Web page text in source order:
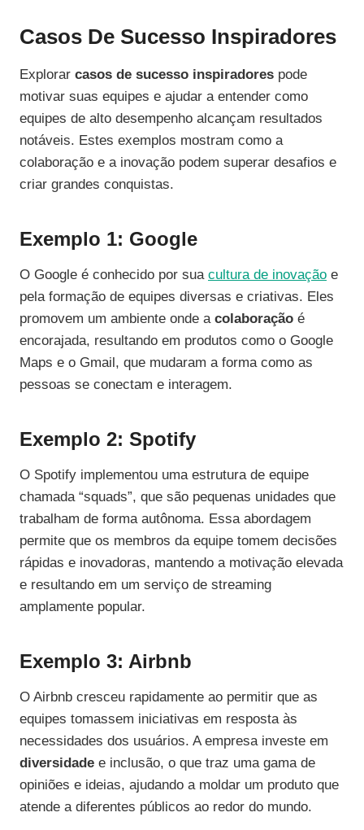
Casos De Sucesso Inspiradores
Explorar casos de sucesso inspiradores pode
motivar suas equipes e ajudar a entender como
equipes de alto desempenho alcançam resultados
notáveis. Estes exemplos mostram como a
colaboração e a inovação podem superar desafios e
criar grandes conquistas.
Exemplo 1: Google
O Google é conhecido por sua cultura de inovação e
pela formação de equipes diversas e criativas. Eles
promovem um ambiente onde a colaboração é
encorajada, resultando em produtos como o Google
Maps e o Gmail, que mudaram a forma como as
pessoas se conectam e interagem.
Exemplo 2: Spotify
O Spotify implementou uma estrutura de equipe
chamada “squads”, que são pequenas unidades que
trabalham de forma autônoma. Essa abordagem
permite que os membros da equipe tomem decisões
rápidas e inovadoras, mantendo a motivação elevada
e resultando em um serviço de streaming
amplamente popular.
Exemplo 3: Airbnb
O Airbnb cresceu rapidamente ao permitir que as
equipes tomassem iniciativas em resposta às
necessidades dos usuários. A empresa investe em
diversidade e inclusão, o que traz uma gama de
opiniões e ideias, ajudando a moldar um produto que
atende a diferentes públicos ao redor do mundo.